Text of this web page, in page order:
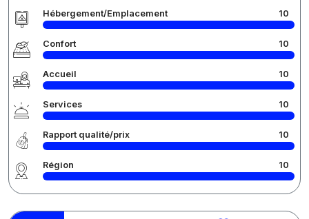
Hébergement/Emplacement 10
Confort 10
Accueil 10
Services 10
Rapport qualité/prix 10
Région 10